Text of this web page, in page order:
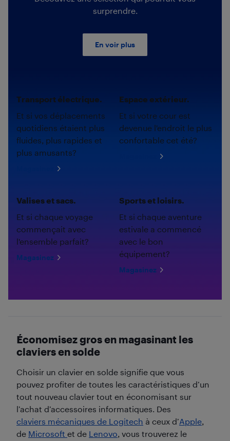
surprendre.
En voir plus
Transport électrique.
Et si vos déplacements
quotidiens étaient plus
fluides, plus rapides et
plus amusants?
Espace extérieur.
Et si votre cour est
devenue l'endroit le plus
confortable cet été?
Valises et sacs.
Et si chaque voyage
commençait avec
l'ensemble parfait?
Magasinez
Sports et loisirs.
Et si chaque aventure
estivale a commencé
avec le bon
équipement?
Magasinez
Économisez gros en magasinant les
claviers en solde
Choisir un clavier en solde signifie que vous
pouvez profiter de toutes les caractéristiques d’un
tout nouveau clavier tout en économisant sur
l’achat d’accessoires informatiques. Des
claviers mécaniques de Logitech à ceux d’Apple,
de Microsoft et de Lenovo, vous trouverez le